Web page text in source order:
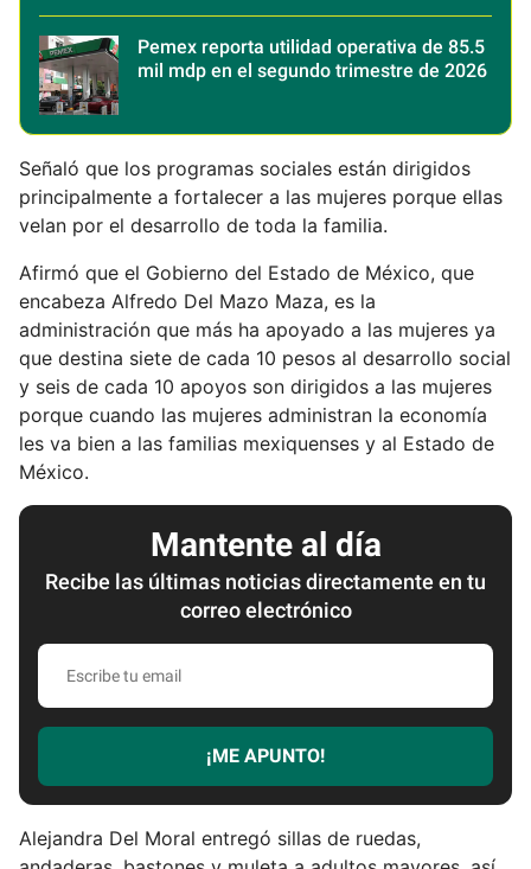
Pemex reporta utilidad operativa de 85.5
mil mdp en el segundo trimestre de 2026
Señaló que los programas sociales están dirigidos
principalmente a fortalecer a las mujeres porque ellas
velan por el desarrollo de toda la familia.
Afirmó que el Gobierno del Estado de México, que
encabeza Alfredo Del Mazo Maza, es la
administración que más ha apoyado a las mujeres ya
que destina siete de cada 10 pesos al desarrollo social
y seis de cada 10 apoyos son dirigidos a las mujeres
porque cuando las mujeres administran la economía
les va bien a las familias mexiquenses y al Estado de
México.
Mantente al día
Recibe las últimas noticias directamente en tu
correo electrónico
E
c
r
¡ME APUNTO!
Alejandra Del Moral entregó sillas de ruedas,